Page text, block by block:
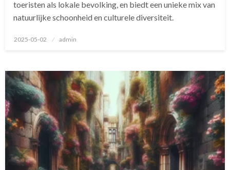
toeristen als lokale bevolking, en biedt een unieke mix van
natuurlijke schoonheid en culturele diversiteit.
Geplaatst
2025-05-02 admin